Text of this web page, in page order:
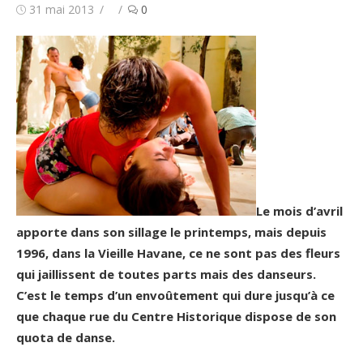
Publié31 mai 2013 Auteur/autrice
0
Le mois d’avril
apporte dans son sillage le printemps, mais depuis
1996, dans la Vieille Havane, ce ne sont pas des fleurs
qui jaillissent de toutes parts mais des danseurs.
C’est le temps d’un envoûtement qui dure jusqu’à ce
que chaque rue du Centre Historique dispose de son
quota de danse.